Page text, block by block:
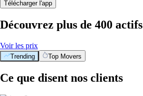
Télécharger l'app
Découvrez plus de 400 actifs
Voir les prix
Trending Top Movers
Ce que disent nos clients